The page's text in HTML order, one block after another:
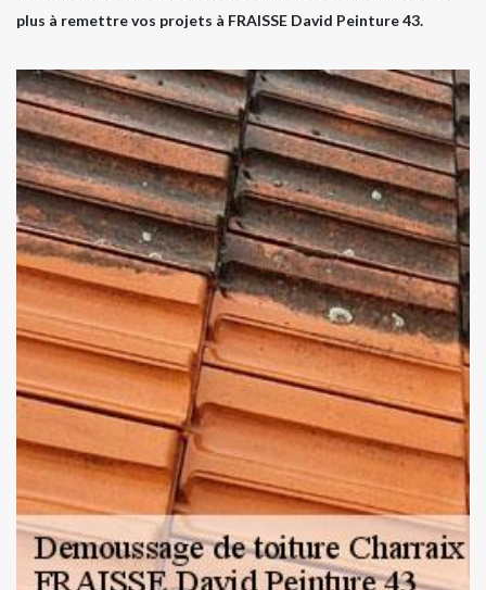
plus à remettre vos projets à FRAISSE David Peinture 43.